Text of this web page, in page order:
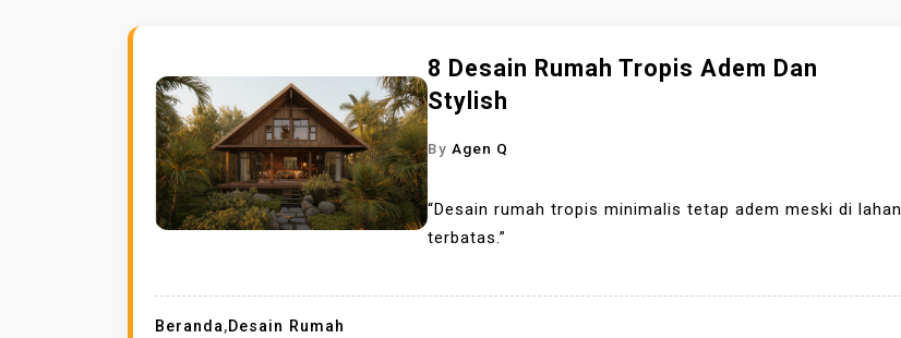
8 Desain Rumah Tropis Adem Dan
Stylish
By Agen Q
“Desain rumah tropis minimalis tetap adem meski di lahan
terbatas.”
Beranda,Desain Rumah